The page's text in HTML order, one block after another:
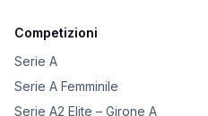
Competizioni
Serie A
Serie A Femminile
Serie A2 Elite – Girone A